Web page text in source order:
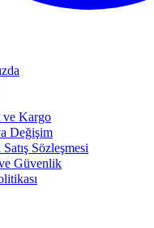
ve Kargo
Değişim
Sözleşmesi
Güvenlik